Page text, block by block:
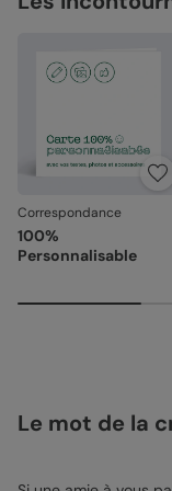
Correspondance
100%
Personnalisable
Le mot de la